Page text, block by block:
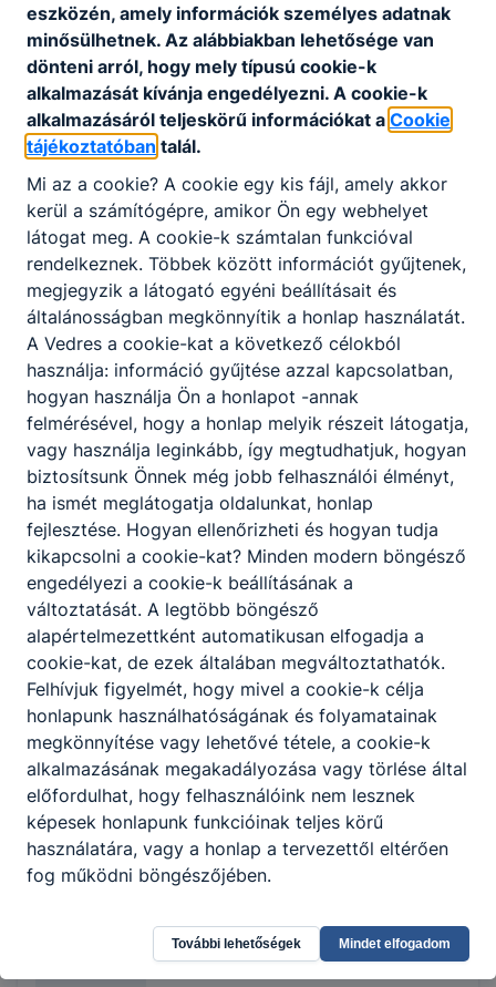
Technika
Forgó László
Technika
rendszergazda@vedr
esiskola.hu
Nemoda Brigitta
technikai dolgozó
Technika
Fodor Éva
technikai dolgozó
Technika
porta@vedresiskola.hu
Forgó Gyöngyi
technikai dolgozó
Technika
porta@vedresiskola.hu
Kolumbán Gizella
technikai dolgozó
eszközén, amely információk személyes adatnak
minősülhetnek. Az alábbiakban lehetősége van
dönteni arról, hogy mely típusú cookie-k
alkalmazását kívánja engedélyezni. A cookie-k
alkalmazásáról teljeskörű információkat a Cookie
tájékoztatóban talál.
Mi az a cookie? A cookie egy kis fájl, amely akkor
kerül a számítógépre, amikor Ön egy webhelyet
látogat meg. A cookie-k számtalan funkcióval
rendelkeznek. Többek között információt gyűjtenek,
megjegyzik a látogató egyéni beállításait és
általánosságban megkönnyítik a honlap használatát.
A Vedres a cookie-kat a következő célokból
használja: információ gyűjtése azzal kapcsolatban,
hogyan használja Ön a honlapot -annak
felmérésével, hogy a honlap melyik részeit látogatja,
vagy használja leginkább, így megtudhatjuk, hogyan
biztosítsunk Önnek még jobb felhasználói élményt,
ha ismét meglátogatja oldalunkat, honlap
fejlesztése. Hogyan ellenőrizheti és hogyan tudja
kikapcsolni a cookie-kat? Minden modern böngésző
engedélyezi a cookie-k beállításának a
változtatását. A legtöbb böngésző
alapértelmezettként automatikusan elfogadja a
cookie-kat, de ezek általában megváltoztathatók.
Felhívjuk figyelmét, hogy mivel a cookie-k célja
honlapunk használhatóságának és folyamatainak
megkönnyítése vagy lehetővé tétele, a cookie-k
alkalmazásának megakadályozása vagy törlése által
előfordulhat, hogy felhasználóink nem lesznek
képesek honlapunk funkcióinak teljes körű
használatára, vagy a honlap a tervezettől eltérően
fog működni böngészőjében.
További lehetőségek Mindet elfogadom